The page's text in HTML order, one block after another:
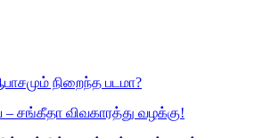
நிறைந்த படமா?
– சங்கீதா விவகாரத்து வழக்கு!